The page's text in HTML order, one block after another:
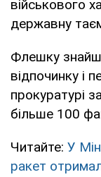
військового
державну
Флешку
відпочинку і
прокуратурі
більше 100
Читайте: У
ракет